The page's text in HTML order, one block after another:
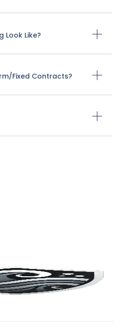
Look Like?
fixed Contracts?